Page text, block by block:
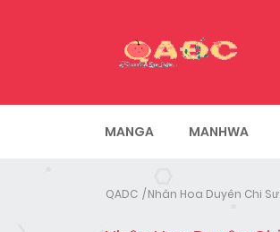
MANGA MANHWA
QADC Nhân Hoa Duyên Chi